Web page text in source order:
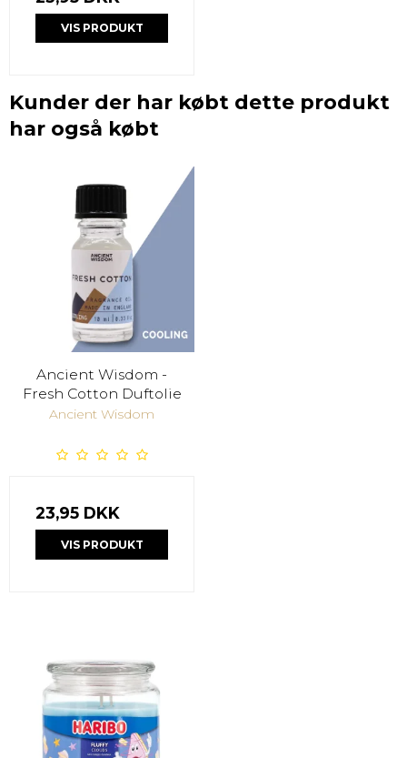
VIS PRODUKT
Kunder der har købt dette produkt
har også købt
Ancient Wisdom -
Fresh Cotton Duftolie
Ancient Wisdom
23,95 DKK
VIS PRODUKT